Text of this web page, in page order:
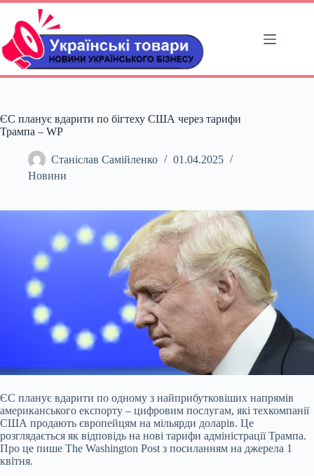
Перейти
вмісту
ЄС планує вдарити по бігтеху США через тарифи
Трампа – WP
Станіслав Самійленко
01.04.2025
Новини
ЄС планує вдарити по одному з найприбутковіших напрямів
американського експорту – цифровим послугам, які техкомпанії
США продають європейцям на мільярди доларів. Це
розглядається як відповідь на нові тарифи адміністрації Трампа.
Про це пише The Washington Post з посиланням на джерела 1
квітня.